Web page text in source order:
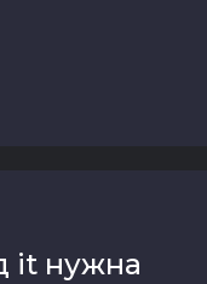
it нужна